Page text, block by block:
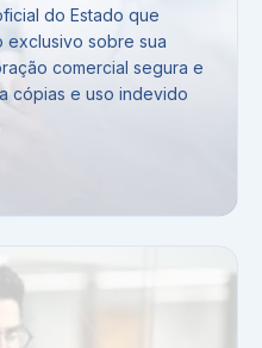
do Estado que
exclusivo sobre sua
comercial segura e
cópias e uso indevido